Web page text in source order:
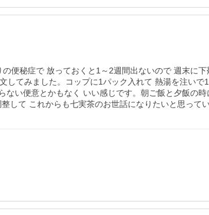
便秘症で 放っておくと1～2週間出ないので 週末に
してみました。コップに1パック入れて 熱湯を注い
い便意とかもなく いい感じです。朝ご飯と夕飯の
して これからも七実茶のお世話になりたいと思ってい